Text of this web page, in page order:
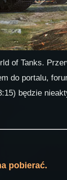
of Tanks.
do portalu,
będzie
pobierać.